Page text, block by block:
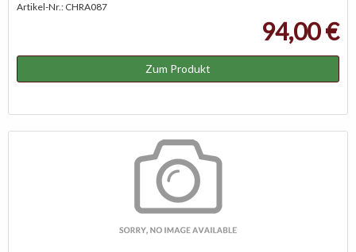
Artikel-Nr.: CHRA087
94,00 €
Zum Produkt